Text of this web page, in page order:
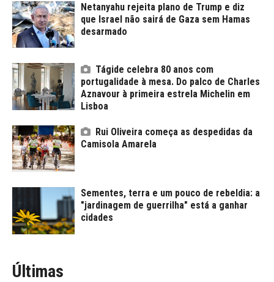
Netanyahu rejeita plano de Trump e diz
que Israel não sairá de Gaza sem Hamas
desarmado
Tágide celebra 80 anos com
portugalidade à mesa. Do palco de Charles
Aznavour à primeira estrela Michelin em
Lisboa
Rui Oliveira começa as despedidas da
Camisola Amarela
Sementes, terra e um pouco de rebeldia: a
"jardinagem de guerrilha" está a ganhar
cidades
Últimas